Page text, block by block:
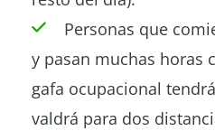
Personas que
y pasan muchas horas
gafa ocupacional
valdrá para dos